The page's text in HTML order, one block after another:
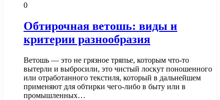
0
Обтирочная ветошь: виды и
критерии разнообразия
Ветошь — это не грязное тряпье, которым что-то
вытерли и выбросили, это чистый лоскут поношенного
или отработанного текстиля, который в дальнейшем
применяют для обтирки чего-либо в быту или в
промышленных…